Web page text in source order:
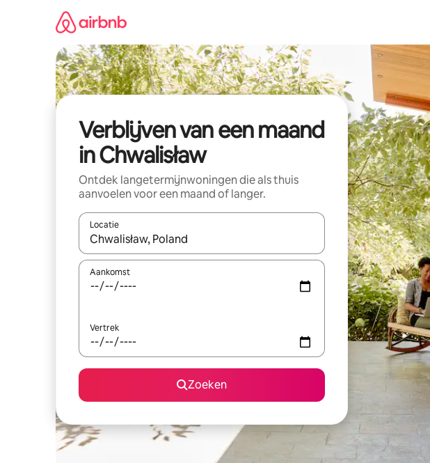
Verblijven van een maand
in Chwalisław
Ontdek langetermijnwoningen die als thuis
aanvoelen voor een maand of langer.
Locatie
Wanneer er resultaten beschikbaar zijn, maak je een keuze met je de
Aankomst
Vertrek
Zoeken